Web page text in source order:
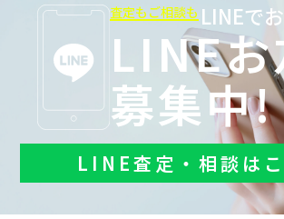
査定もご相談も LINEで
LINEお
募集中!
LINE査定・相談は